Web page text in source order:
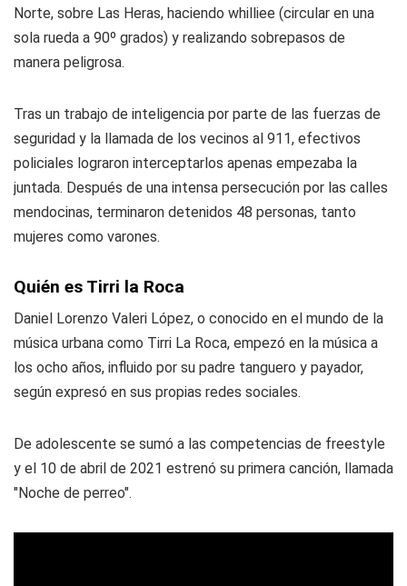
Norte, sobre Las Heras, haciendo whilliee (circular en una
sola rueda a 90º grados) y realizando sobrepasos de
manera peligrosa.
Tras un trabajo de inteligencia por parte de las fuerzas de
seguridad y la llamada de los vecinos al 911, efectivos
policiales lograron interceptarlos apenas empezaba la
juntada. Después de una intensa persecución por las calles
mendocinas, terminaron detenidos 48 personas, tanto
mujeres como varones.
Quién es Tirri la Roca
Daniel Lorenzo Valeri López, o conocido en el mundo de la
música urbana como Tirri La Roca, empezó en la música a
los ocho años, influido por su padre tanguero y payador,
según expresó en sus propias redes sociales.
De adolescente se sumó a las competencias de freestyle
y el 10 de abril de 2021 estrenó su primera canción, llamada
"Noche de perreo".